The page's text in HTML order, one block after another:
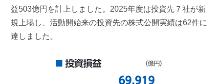
益503億円を計上しました。2025年度は投資先７社が新
規上場し、活動開始来の投資先の株式公開実績は62件に
達しました。